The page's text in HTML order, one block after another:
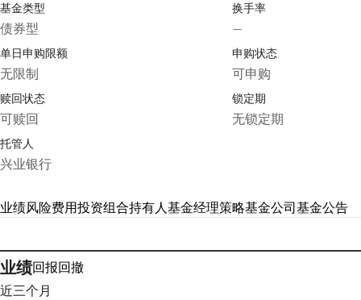
基金类型
债券型
换手率
—
单日申购限额
无限制
申购状态
可申购
赎回状态
可赎回
锁定期
无锁定期
托管人
兴业银行
业绩风险费用投资组合持有人基金经理策略基金公司基金公告
业绩回报回撤
近三个月